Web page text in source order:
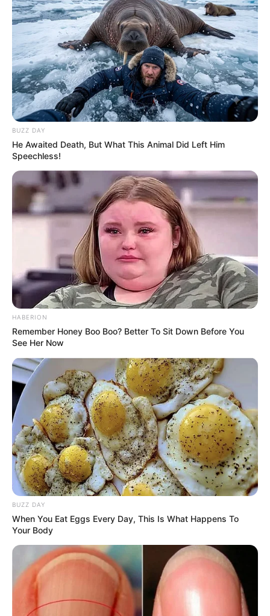
BUZZ DAY
He Awaited Death, But What This Animal Did Left Him
Speechless!
HABERION
Remember Honey Boo Boo? Better To Sit Down Before You
See Her Now
BUZZ DAY
When You Eat Eggs Every Day, This Is What Happens To
Your Body